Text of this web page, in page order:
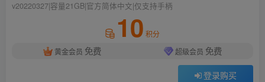
v20220327|容量21GB|官方简体中文|仅支持手柄
10 积分
黄金会员 免费 超级会员 免费
登录购买